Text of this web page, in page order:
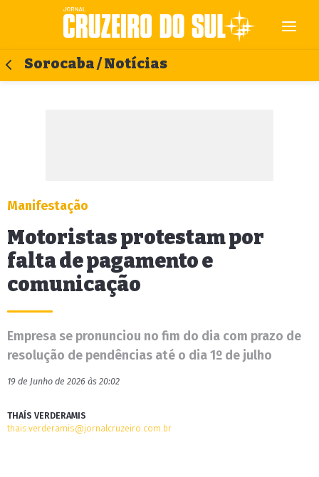
Sorocaba / Notícias
Manifestação
Motoristas protestam por
falta de pagamento e
comunicação
Empresa se pronunciou no fim do dia com prazo de
resolução de pendências até o dia 1º de julho
19 de Junho de 2026 às 20:02
THAÍS VERDERAMIS
thais.verderamis@jornalcruzeiro.com.br